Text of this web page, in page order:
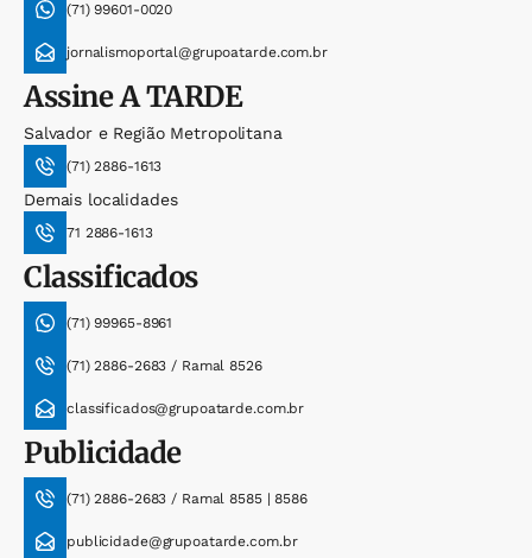
(71) 99601-0020
jornalismoportal@grupoatarde.com.br
AssineA TARDE
Salvador e Região Metropolitana
(71) 2886-1613
Demais localidades
71 2886-1613
Classificados
(71) 99965-8961
(71) 2886-2683 / Ramal 8526
classificados@grupoatarde.com.br
Publicidade
(71) 2886-2683 / Ramal 8585 | 8586
publicidade@grupoatarde.com.br